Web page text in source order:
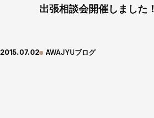
2015.07.02
出張相談会開催しました！
AWAJYUブログ